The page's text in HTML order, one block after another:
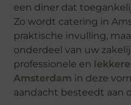
een diner dat
Zo wordt catering in
praktische invulling,
onderdeel van uw
professionele en
Amsterdam in deze
aandacht besteedt aan